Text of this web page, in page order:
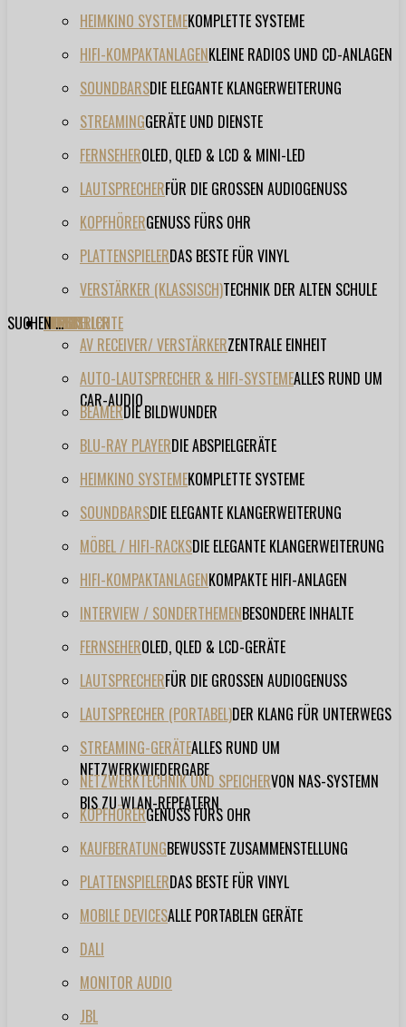
HEIMKINO SYSTEMEKOMPLETTE SYSTEME
HIFI-KOMPAKTANLAGENKLEINE RADIOS UND CD-ANLAGEN
SOUNDBARSDIE ELEGANTE KLANGERWEITERUNG
STREAMINGGERÄTE UND DIENSTE
FERNSEHEROLED, QLED & LCD & MINI-LED
LAUTSPRECHERFÜR DIE GROSSEN AUDIOGENUSS
KOPFHÖRERGENUSS FÜRS OHR
PLATTENSPIELERDAS BESTE FÜR VINYL
VERSTÄRKER (KLASSISCH)TECHNIK DER ALTEN SCHULE
TESTBERICHTE
AV RECEIVER/ VERSTÄRKERZENTRALE EINHEIT
AUTO-LAUTSPRECHER & HIFI-SYSTEMEALLES RUND UM
CAR-AUDIO
BEAMERDIE BILDWUNDER
BLU-RAY PLAYERDIE ABSPIELGERÄTE
HEIMKINO SYSTEMEKOMPLETTE SYSTEME
SOUNDBARSDIE ELEGANTE KLANGERWEITERUNG
MÖBEL / HIFI-RACKSDIE ELEGANTE KLANGERWEITERUNG
HIFI-KOMPAKTANLAGENKOMPAKTE HIFI-ANLAGEN
INTERVIEW / SONDERTHEMENBESONDERE INHALTE
FERNSEHEROLED, QLED & LCD-GERÄTE
LAUTSPRECHERFÜR DIE GROSSEN AUDIOGENUSS
LAUTSPRECHER (PORTABEL)DER KLANG FÜR UNTERWEGS
STREAMING-GERÄTEALLES RUND UM
NETZWERKWIEDERGABE
NETZWERKTECHNIK UND SPEICHERVON NAS-SYSTEMN
BIS ZU WLAN-REPEATERN
KOPFHÖRERGENUSS FÜRS OHR
KAUFBERATUNGBEWUSSTE ZUSAMMENSTELLUNG
PLATTENSPIELERDAS BESTE FÜR VINYL
MOBILE DEVICESALLE PORTABLEN GERÄTE
FORUM
FILME
VIDEOS
HERSTELLER
DALI
MONITOR AUDIO
JBL
EVENT
SUCHEN ...